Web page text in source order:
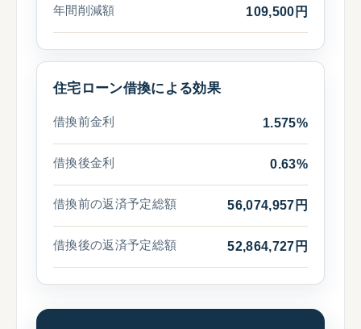
年間削減額 109,500円
住宅ローン借換による効果
借換前金利 1.575%
借換後金利 0.63%
借換前の返済予定総額 56,074,957円
借換後の返済予定総額 52,864,727円